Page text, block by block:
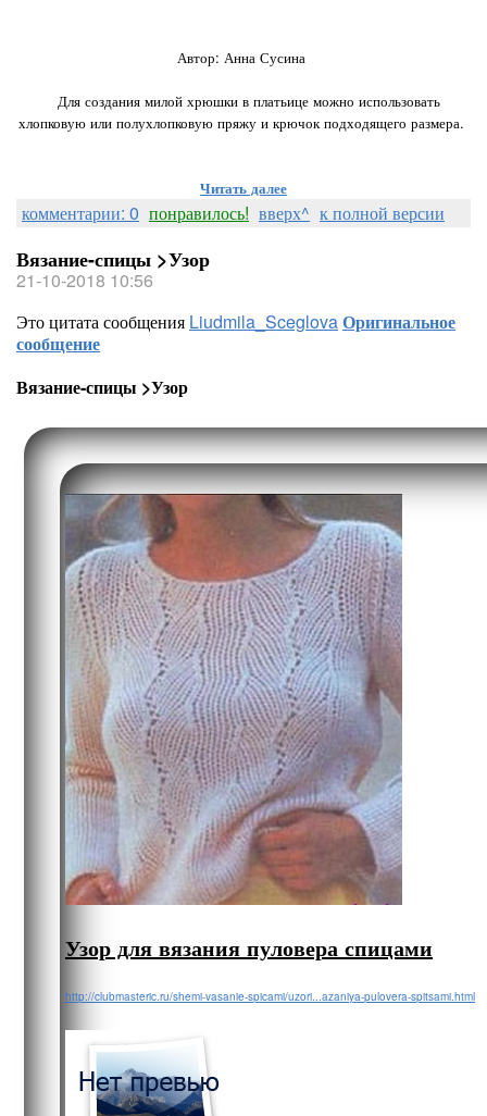
Автор: Анна Сусина
⠀Для создания милой хрюшки в платьице можно использовать
хлопковую или полухлопковую пряжу и крючок подходящего размера.
Читать далее
комментарии: 0 понравилось! вверх^ к полной версии
Вязание-спицы >Узор
21-10-2018 10:56
Это цитата сообщения Liudmila_SceglovaОригинальное
сообщение
Вязание-спицы >Узор
Узор для вязания пуловера спицами
http://clubmasteric.ru/shemi-vasanie-spicami/uzori...azaniya-pulovera-spitsami.html